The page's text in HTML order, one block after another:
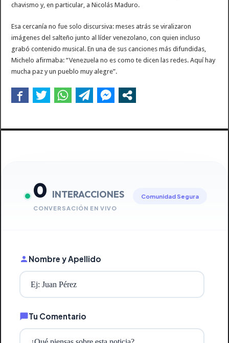
chavismo y, en particular, a Nicolás Maduro.
Esa cercanía no fue solo discursiva: meses atrás se viralizaron
imágenes del salteño junto al líder venezolano, con quien incluso
grabó contenido musical. En una de sus canciones más difundidas,
Michelo afirmaba: “Venezuela no es como te dicen las redes. Aquí hay
mucha paz y un pueblo muy alegre”.
0 INTERACCIONES
CONVERSACIÓN EN VIVO
Comunidad Segura
Nombre y Apellido
Tu Comentario